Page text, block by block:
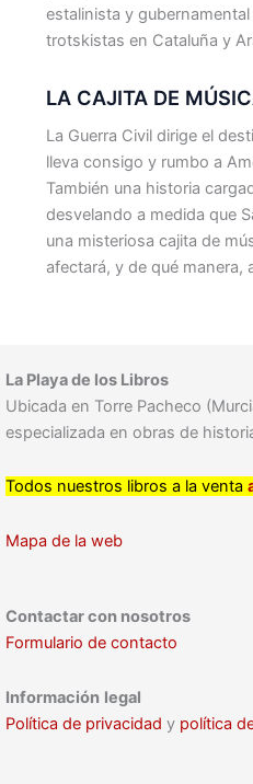
estalinista y
trotskistas en Cataluña y
LA CAJITA DE
La Guerra Civil dirige el
lleva consigo y rumbo a
También una historia
desvelando a medida que
una misteriosa cajita de
afectará, y de qué manera,
La Playa de los Libros
Ubicada en Torre Pacheco
especializada en obras de
Todos nuestros libros a la venta
Mapa de la web
Contactar con nosotros
Formulario de contacto
Información legal
Política de privacidad y política